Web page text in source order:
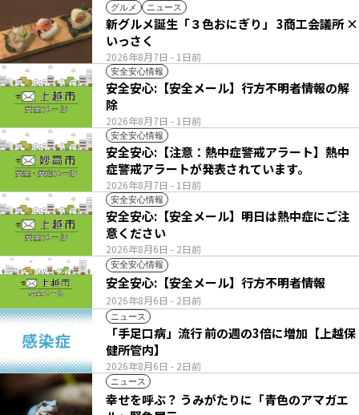
グルメ ニュース
2026年8月7日 - 1日前
新グルメ誕生「３色おにぎり」 3商工会議所 ×
いっさく
安全安心情報
2026年8月7日 - 1日前
安全安心:【安全メール】行方不明者情報の解
除
安全安心情報
2026年8月7日 - 1日前
安全安心:【注意：熱中症警戒アラート】熱中
症警戒アラートが発表されています。
安全安心情報
2026年8月6日 - 2日前
安全安心:【安全メール】明日は熱中症にご注
意ください
安全安心情報
2026年8月6日 - 2日前
安全安心:【安全メール】行方不明者情報
ニュース
2026年8月6日 - 2日前
「手足口病」流行 前の週の3倍に増加【上越保
健所管内】
ニュース
幸せを呼ぶ？ うみがたりに「青色のアマガエ